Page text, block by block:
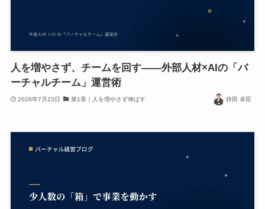
人を増やさず、チームを回す——外部人材×AIの「バ
ーチャルチーム」運営術
2026年7月23日 第1章｜人を増やさず伸ばす 持田 卓臣